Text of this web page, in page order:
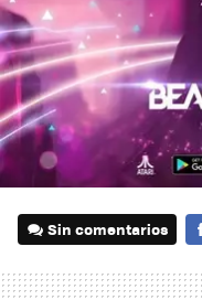
Sin comentarios